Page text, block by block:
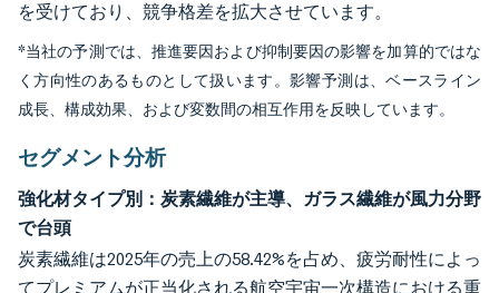
を受けており、競争格差を拡大させています。
*当社の予測では、推進要因および抑制要因の影響を加算的ではな
く方向性のあるものとして扱います。影響予測は、ベースライン
成長、構成効果、および変数間の相互作用を反映しています。
セグメント分析
強化材タイプ別：炭素繊維が主導、ガラス繊維が風力分野
で台頭
炭素繊維は2025年の売上の58.42%を占め、疲労耐性によっ
てプレミアムが正当化される航空宇宙一次構造における重